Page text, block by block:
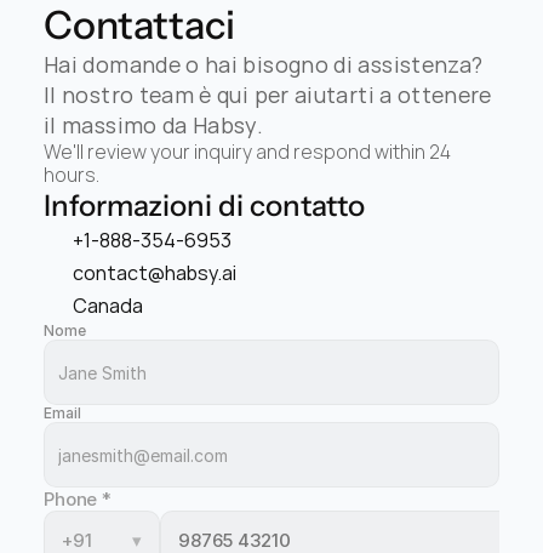
Contattaci
Hai domande o hai bisogno di assistenza?
Il nostro team è qui per aiutarti a ottenere
il massimo da Habsy.
We'll review your inquiry and respond within 24
hours.
Informazioni di contatto
+1-888-354-6953
contact@habsy.ai
Canada
Nome
Email
Phone *
+91
▾